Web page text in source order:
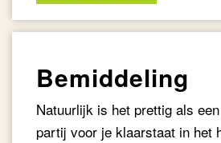
Bemiddeling
Natuurlijk is het prettig als
partij voor je klaarstaat in het